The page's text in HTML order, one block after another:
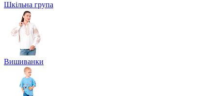
Шкільна група
Вишиванки